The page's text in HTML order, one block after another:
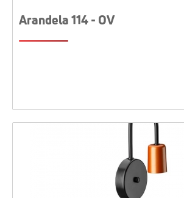
Arandela 114 - OV